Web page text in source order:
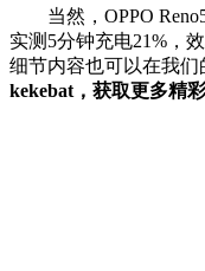
当然，OPPO Reno5
实测5分钟充电21%，
细节内容也可以在我们
kekebat，获取更多精彩